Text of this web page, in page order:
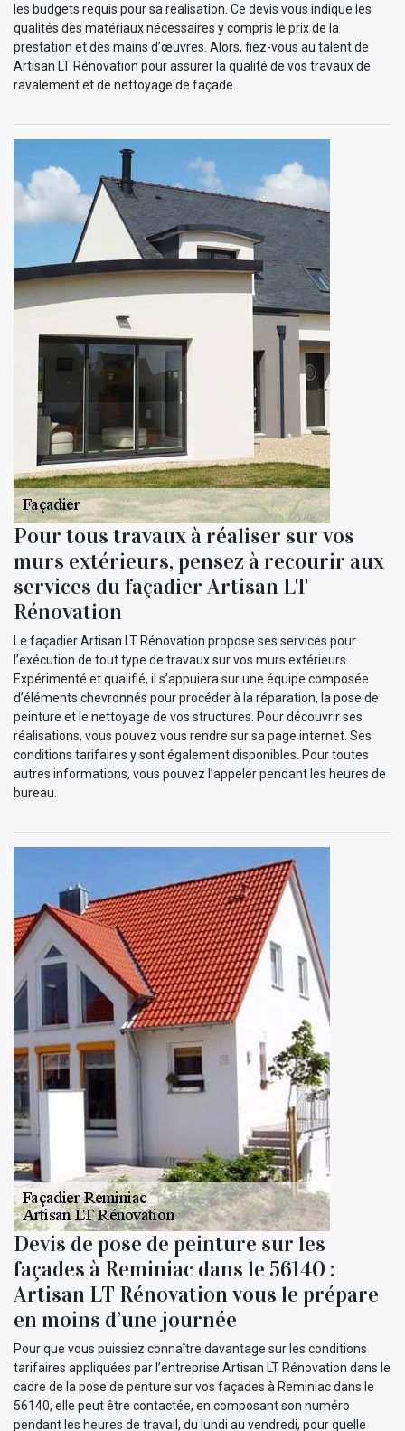
les budgets requis pour sa réalisation. Ce devis vous indique les
qualités des matériaux nécessaires y compris le prix de la
prestation et des mains d’œuvres. Alors, fiez-vous au talent de
Artisan LT Rénovation pour assurer la qualité de vos travaux de
ravalement et de nettoyage de façade.
Pour tous travaux à réaliser sur vos
murs extérieurs, pensez à recourir aux
services du façadier Artisan LT
Rénovation
Le façadier Artisan LT Rénovation propose ses services pour
l’exécution de tout type de travaux sur vos murs extérieurs.
Expérimenté et qualifié, il s’appuiera sur une équipe composée
d’éléments chevronnés pour procéder à la réparation, la pose de
peinture et le nettoyage de vos structures. Pour découvrir ses
réalisations, vous pouvez vous rendre sur sa page internet. Ses
conditions tarifaires y sont également disponibles. Pour toutes
autres informations, vous pouvez l’appeler pendant les heures de
bureau.
Devis de pose de peinture sur les
façades à Reminiac dans le 56140 :
Artisan LT Rénovation vous le prépare
en moins d’une journée
Pour que vous puissiez connaître davantage sur les conditions
tarifaires appliquées par l’entreprise Artisan LT Rénovation dans le
cadre de la pose de penture sur vos façades à Reminiac dans le
56140, elle peut être contactée, en composant son numéro
pendant les heures de travail, du lundi au vendredi, pour quelle